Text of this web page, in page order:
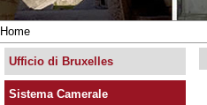
n
c
p
a
Tu
sei
qui
Home
Ufficio di Bruxelles
Sistema Camerale